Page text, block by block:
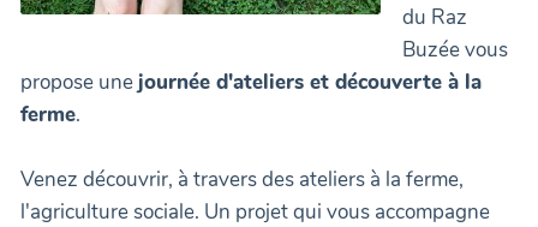
du Raz
Buzée vous
propose unejournée d'ateliers et découverte à la
ferme.
Venez découvrir, à travers des ateliers à la ferme,
l'agriculture sociale. Un projet qui vous accompagne